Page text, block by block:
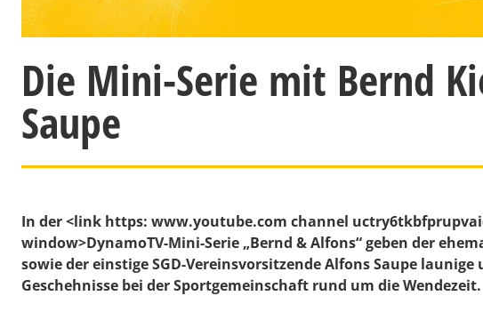
Die Mini-Serie mit Bernd
Saupe
In der <link https: www.youtube.com channel
window>DynamoTV-Mini-Serie „Bernd & Alfons“ geben der
sowie der einstige SGD-Vereinsvorsitzende Alfons Saupe
Geschehnisse bei der Sportgemeinschaft rund um die Wendezeit.